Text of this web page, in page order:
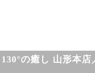
130°の癒し 山形本